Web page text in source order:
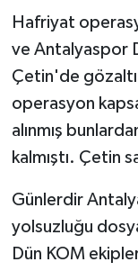
Hafriyat
ve Antalyaspor
Çetin'de
operasyon
alınmış
kalmıştı. Çetin
Günlerdir
yolsuzluğu
Dün KOM
Spor